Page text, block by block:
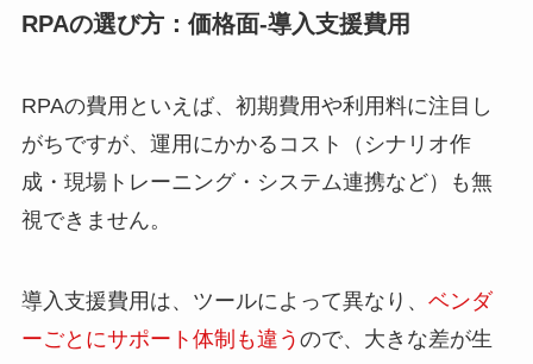
RPAの選び方：価格面-導入支援費用
RPAの費用といえば、初期費用や利用料に注目し
がちですが、運用にかかるコスト（シナリオ作
成・現場トレーニング・システム連携など）も無
視できません。
導入支援費用は、ツールによって異なり、 ベンダ
ーごとにサポート体制も違う ので、大きな差が生